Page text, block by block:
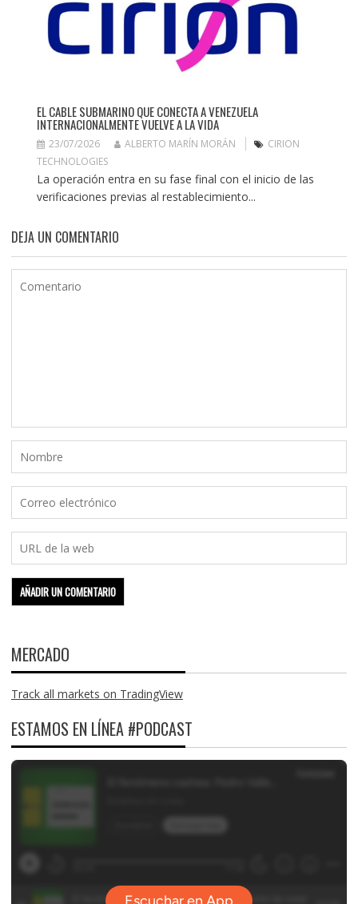
EL CABLE SUBMARINO QUE CONECTA A VENEZUELA
INTERNACIONALMENTE VUELVE A LA VIDA
23/07/2026 ALBERTO MARÍN MORÁN
CIRION
TECHNOLOGIES
La operación entra en su fase final con el inicio de las
verificaciones previas al restablecimiento...
DEJA UN COMENTARIO
MERCADO
Track all markets on TradingView
ESTAMOS EN LÍNEA #PODCAST